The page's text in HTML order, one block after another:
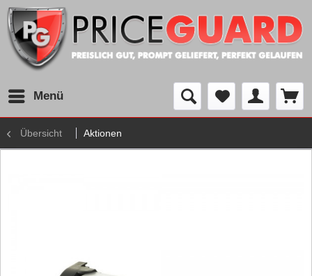
Menü
Übersicht Aktionen